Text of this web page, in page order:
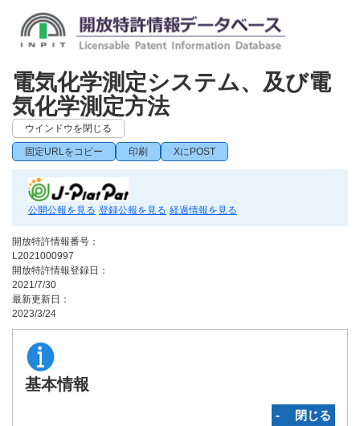
電気化学測定システム、及び電
気化学測定方法
ウインドウを閉じる
固定URLをコピー 印刷 XにPOST
公開公報を見る 登録公報を見る 経過情報を見る
開放特許情報番号：
L2021000997
開放特許情報登録日：
2021/7/30
最新更新日：
2023/3/24
基本情報
‐ 閉じる